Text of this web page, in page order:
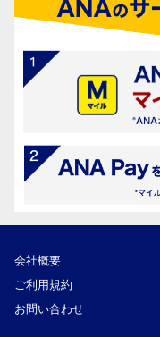
会社概要
ご利用規約
お問い合わせ